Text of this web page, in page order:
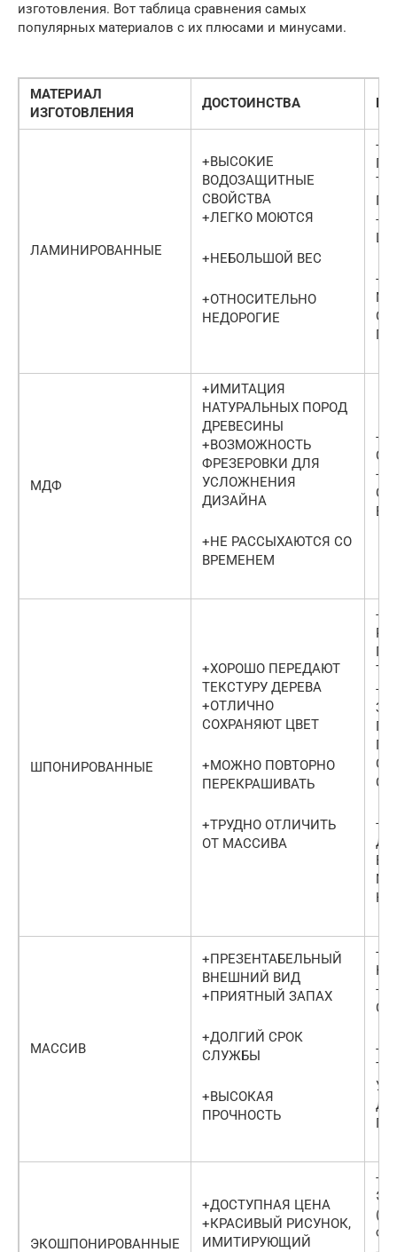
изготовления. Вот таблица сравнения самых
популярных материалов с их плюсами и минусами.
МАТЕРИАЛ
ИЗГОТОВЛЕНИЯ
ДОСТОИНСТВА
ЛАМИНИРОВАННЫЕ
+ВЫСОКИЕ
ВОДОЗАЩИТНЫЕ
СВОЙСТВА
+ЛЕГКО МОЮТСЯ
+НЕБОЛЬШОЙ ВЕС
+ОТНОСИТЕЛЬНО
НЕДОРОГИЕ
-
-
-
ОТ
МДФ
+ИМИТАЦИЯ
НАТУРАЛЬНЫХ ПОРОД
ДРЕВЕСИНЫ
+ВОЗМОЖНОСТЬ
ФРЕЗЕРОВКИ ДЛЯ
УСЛОЖНЕНИЯ
ДИЗАЙНА
+НЕ РАССЫХАЮТСЯ СО
ВРЕМЕНЕМ
-
-
ШПОНИРОВАННЫЕ
+ХОРОШО ПЕРЕДАЮТ
ТЕКСТУРУ ДЕРЕВА
+ОТЛИЧНО
СОХРАНЯЮТ ЦВЕТ
+МОЖНО ПОВТОРНО
ПЕРЕКРАШИВАТЬ
+ТРУДНО ОТЛИЧИТЬ
ОТ МАССИВА
-
-
-
МАССИВ
+ПРЕЗЕНТАБЕЛЬНЫЙ
ВНЕШНИЙ ВИД
+ПРИЯТНЫЙ ЗАПАХ
+ДОЛГИЙ СРОК
СЛУЖБЫ
+ВЫСОКАЯ
ПРОЧНОСТЬ
-
К
-
-
ЭКОШПОНИРОВАННЫЕ
+ДОСТУПНАЯ ЦЕНА
+КРАСИВЫЙ РИСУНОК,
ИМИТИРУЮЩИЙ
-